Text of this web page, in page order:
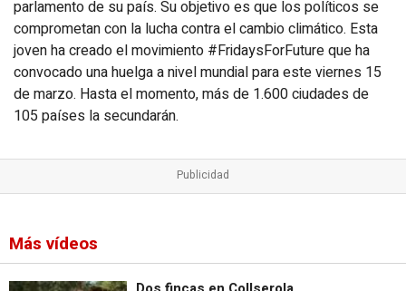
parlamento de su país. Su objetivo es que los políticos se
comprometan con la lucha contra el cambio climático. Esta
joven ha creado el movimiento #FridaysForFuture que ha
convocado una huelga a nivel mundial para este viernes 15
de marzo. Hasta el momento, más de 1.600 ciudades de
105 países la secundarán.
Más vídeos